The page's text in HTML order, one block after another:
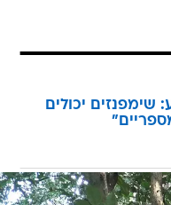
שימפנזים יכולים